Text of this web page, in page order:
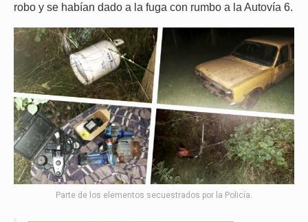
robo y se habían dado a la fuga con rumbo a la Autovía 6.
Parte de los elementos secuestrados por la Policía.